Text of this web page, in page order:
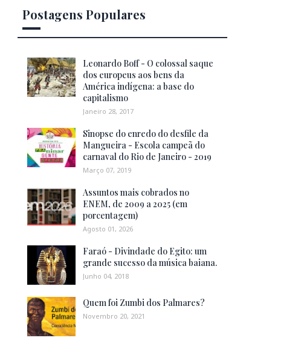
Postagens Populares
Leonardo Boff - O colossal saque
dos europeus aos bens da
América indígena: a base do
capitalismo
Janeiro 28, 2017
Sinopse do enredo do desfile da
Mangueira - Escola campeã do
carnaval do Rio de Janeiro - 2019
Março 07, 2019
Assuntos mais cobrados no
ENEM, de 2009 a 2025 (em
porcentagem)
Agosto 01, 2026
Faraó - Divindade do Egito: um
grande sucesso da música baiana.
Junho 04, 2018
Quem foi Zumbi dos Palmares?
Novembro 20, 2021